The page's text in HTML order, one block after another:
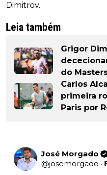
Dimitrov.
Leia também
Grigor
do
Carlos
primeira
Paris por
José Morgado
@josemorgado ·